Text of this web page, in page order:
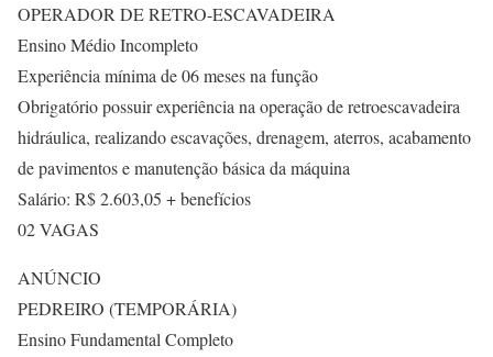
OPERADOR DE RETRO-ESCAVADEIRA
Ensino Médio Incompleto
Experiência mínima de 06 meses na função
Obrigatório possuir experiência na operação de retroescavadeira
hidráulica, realizando escavações, drenagem, aterros, acabamento
de pavimentos e manutenção básica da máquina
Salário: R$ 2.603,05 + benefícios
02 VAGAS
ANÚNCIO
PEDREIRO (TEMPORÁRIA)
Ensino Fundamental Completo